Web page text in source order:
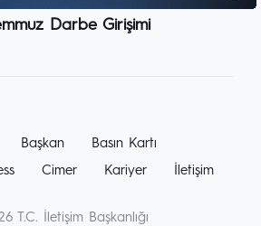
Darbe Girişimi
Başkan
Basın Kartı
Cimer Kariyer İletişim
T.C. İletişim Başkanlığı